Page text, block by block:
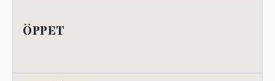
ÖPPET